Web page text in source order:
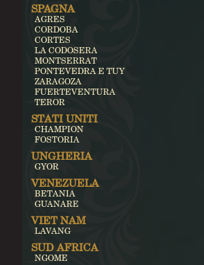
SPAGNA
AGRES
CORDOBA
CORTES
LA CODOSERA
MONTSERRAT
PONTEVEDRA E TUY
ZARAGOZA
FUERTEVENTURA
TEROR
STATI UNITI
CHAMPION
FOSTORIA
UNGHERIA
GYOR
VENEZUELA
BETANIA
GUANARE
VIET NAM
LAVANG
SUD AFRICA
NGOME